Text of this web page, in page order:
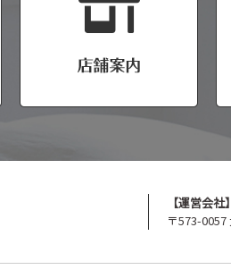
【運営会
〒573-